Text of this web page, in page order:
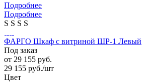
Подробнее
Подробнее
S S S S
ФАРГО Шкаф с витриной ШР-1 Левый
Под заказ
от 29 155 руб.
29 155 руб./шт
Цвет